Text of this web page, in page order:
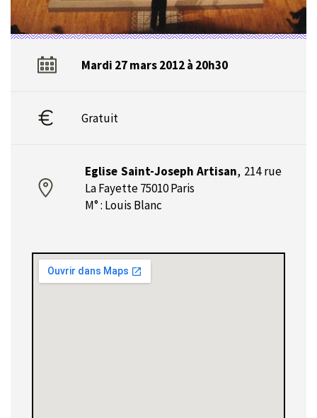
Mardi 27 mars 2012 à 20h30
Gratuit
Eglise Saint-Joseph Artisan, 214 rue
La Fayette 75010 Paris
M° : Louis Blanc